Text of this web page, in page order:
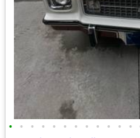
• • • • • • • • • • • •